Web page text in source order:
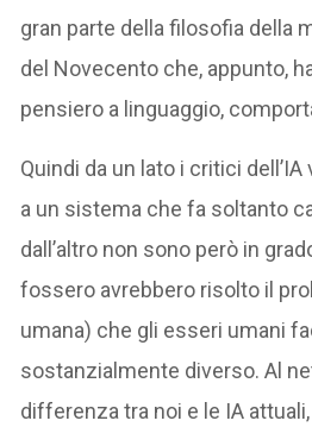
gran parte della filosofia della
del Novecento che, appunto,
pensiero a linguaggio,
Quindi da un lato i critici dell’IA
a un sistema che fa soltanto
dall’altro non sono però in
fossero avrebbero risolto il
umana) che gli esseri umani
sostanzialmente diverso. Al
differenza tra noi e le IA